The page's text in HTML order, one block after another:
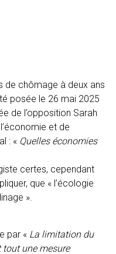
de chômage à deux ans
posée le 26 mai 2025
de l’opposition Sarah
et de
: « Quelles économies
certes, cependant
que « l’écologie
».
par « La limitation du
une mesure